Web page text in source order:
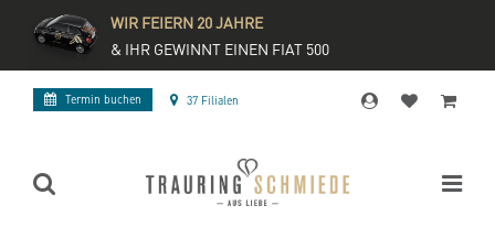
WIR FEIERN 20 JAHRE
& IHR GEWINNT EINEN FIAT 500
Termin buchen 37 Filialen